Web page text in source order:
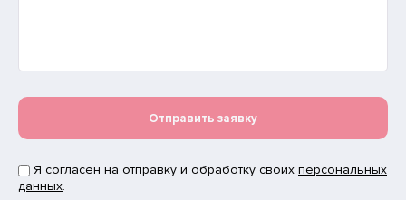
Отправить заявку
Я согласен на отправку и обработку своих персональных
данных.